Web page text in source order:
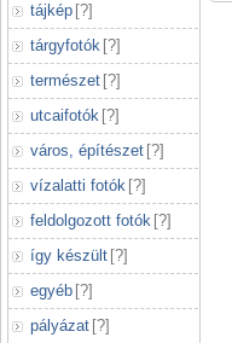
tájkép [?]
tárgyfotók [?]
természet [?]
utcaifotók [?]
város, építészet [?]
vízalatti fotók [?]
feldolgozott fotók [?]
így készült [?]
egyéb [?]
pályázat [?]